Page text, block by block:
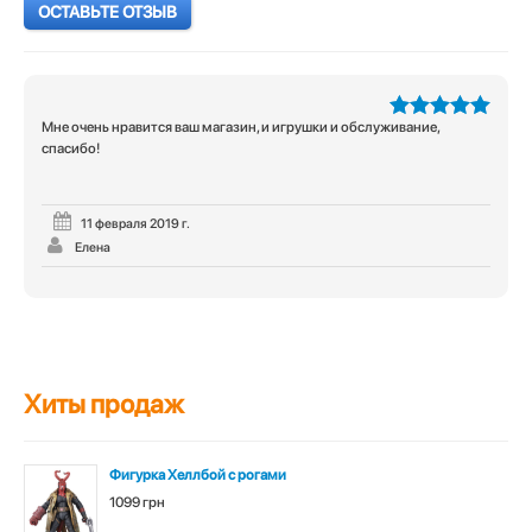
ОСТАВЬТЕ ОТЗЫВ
5из 5
Мне очень нравится ваш магазин, и игрушки и обслуживание,
спасибо!
11 февраля 2019 г.
Елена
Хиты продаж
Фигурка Хеллбой с рогами
1099 грн